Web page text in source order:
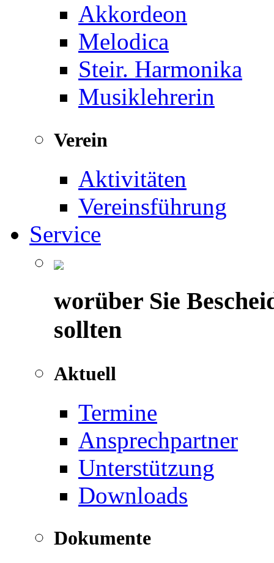
Akkordeon
Melodica
Steir. Harmonika
Musiklehrerin
Verein
Aktivitäten
Vereinsführung
Service
worüber Sie
sollten
Aktuell
Termine
Ansprechpartner
Unterstützung
Downloads
Dokumente